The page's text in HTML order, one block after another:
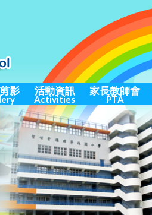
影 活動資訊
Activities
家長教師會
PTA